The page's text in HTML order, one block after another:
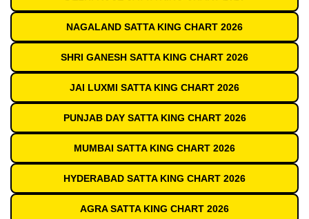
NAGALAND SATTA KING CHART 2026
SHRI GANESH SATTA KING CHART 2026
JAI LUXMI SATTA KING CHART 2026
PUNJAB DAY SATTA KING CHART 2026
MUMBAI SATTA KING CHART 2026
HYDERABAD SATTA KING CHART 2026
AGRA SATTA KING CHART 2026